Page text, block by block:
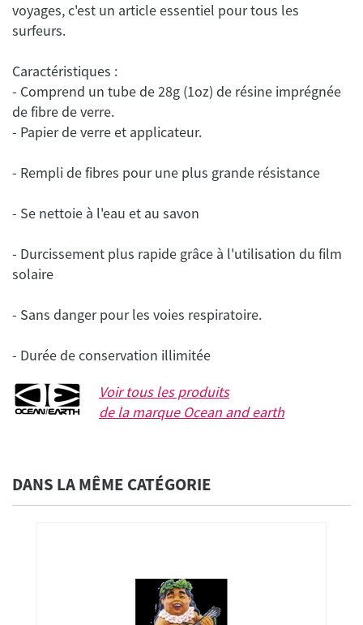
voyages, c'est un article essentiel pour tous les
surfeurs.
Caractéristiques :
- Comprend un tube de 28g (1oz) de résine imprégnée
de fibre de verre.
- Papier de verre et applicateur.
- Rempli de fibres pour une plus grande résistance
- Se nettoie à l'eau et au savon
- Durcissement plus rapide grâce à l'utilisation du film
solaire
- Sans danger pour les voies respiratoire.
Voir tous les produits
de la marque Ocean and earth
DANS LA MÊME CATÉGORIE